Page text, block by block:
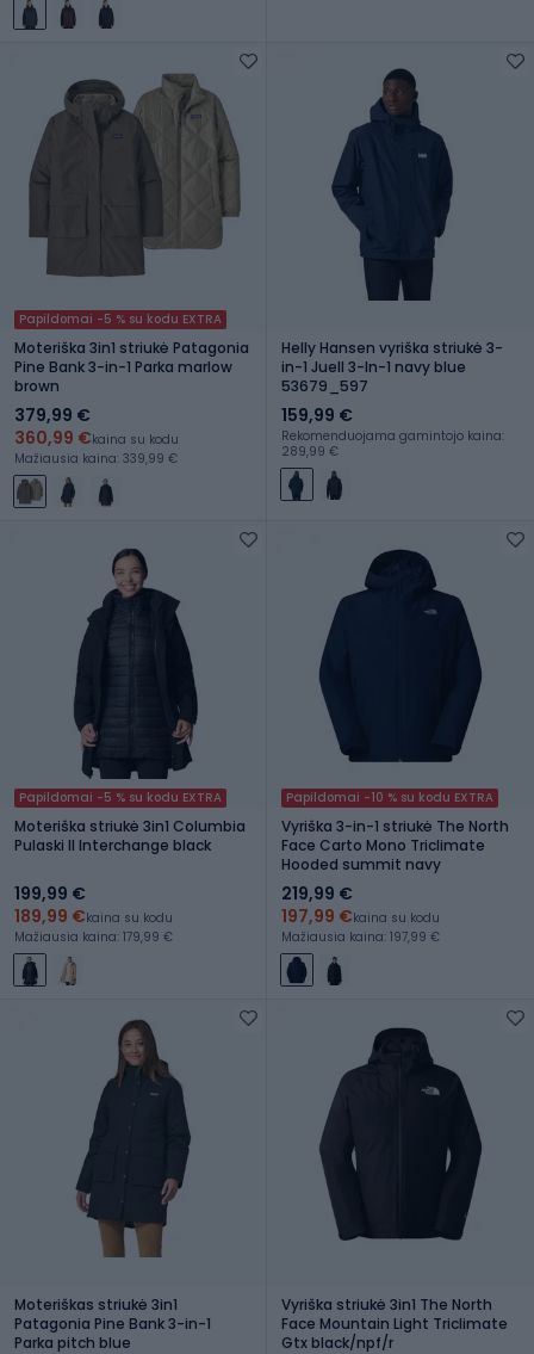
Papildomai -5 % su kodu EXTRA
Moteriška 3in1 striukė Patagonia
Pine Bank 3-in-1 Parka marlow
brown
379,99 €
360,99 €kaina su kodu
Mažiausia kaina: 339,99 €
Helly Hansen vyriška striukė 3-
in-1 Juell 3-In-1 navy blue
53679_597
159,99 €
Rekomenduojama gamintojo kaina:
289,99 €
Papildomai -5 % su kodu EXTRA
Moteriška striukė 3in1 Columbia
Pulaski II Interchange black
199,99 €
189,99 €kaina su kodu
Mažiausia kaina: 179,99 €
Papildomai -10 % su kodu EXTRA
Vyriška 3-in-1 striukė The North
Face Carto Mono Triclimate
Hooded summit navy
219,99 €
197,99 €kaina su kodu
Mažiausia kaina: 197,99 €
Moteriškas striukė 3in1
Patagonia Pine Bank 3-in-1
Parka pitch blue
Vyriška striukė 3in1 The North
Face Mountain Light Triclimate
Gtx black/npf/r